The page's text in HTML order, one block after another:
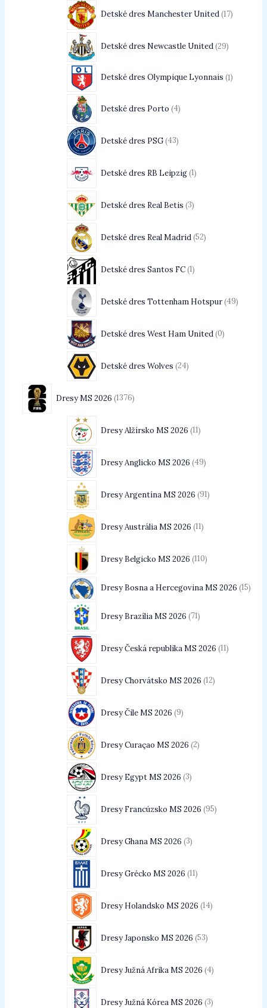
Detské dres Manchester United 17
Detské dres Newcastle United 29
Detské dres Olympique Lyonnais 1
Detské dres Porto 4
Detské dres PSG 43
Detské dres RB Leipzig 1
Detské dres Real Betis 3
Detské dres Real Madrid 52
Detské dres Santos FC 1
Detské dres Tottenham Hotspur 49
Detské dres West Ham United 0
Detské dres Wolves 24
Dresy MS 2026 1376
Dresy Alžírsko MS 2026 11
Dresy Anglicko MS 2026 49
Dresy Argentína MS 2026 91
Dresy Austrália MS 2026 11
Dresy Belgicko MS 2026 110
Dresy Bosna a Hercegovina MS 2026 15
Dresy Brazília MS 2026 71
Dresy Česká republika MS 2026 11
Dresy Chorvátsko MS 2026 12
Dresy Čile MS 2026 9
Dresy Curaçao MS 2026 2
Dresy Egypt MS 2026 3
Dresy Francúzsko MS 2026 95
Dresy Ghana MS 2026 3
Dresy Grécko MS 2026 11
Dresy Holandsko MS 2026 14
Dresy Japonsko MS 2026 53
Dresy Južná Afrika MS 2026 4
Dresy Južná Kórea MS 2026 3